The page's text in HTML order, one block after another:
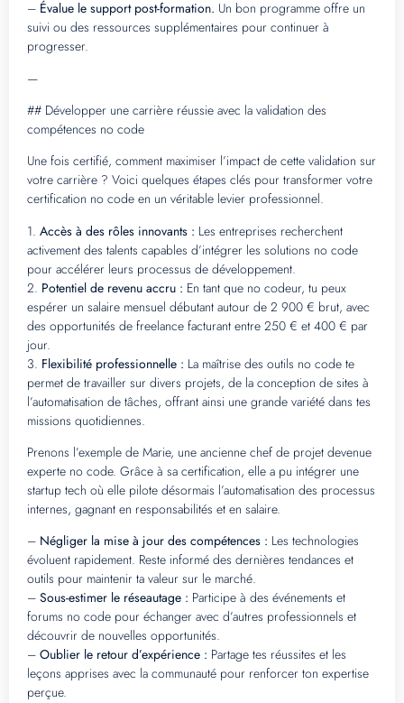
– Évalue le support post-formation. Un bon programme offre un
suivi ou des ressources supplémentaires pour continuer à
progresser.
—
## Développer une carrière réussie avec la validation des
compétences no code
Une fois certifié, comment maximiser l’impact de cette validation sur
votre carrière ? Voici quelques étapes clés pour transformer votre
certification no code en un véritable levier professionnel.
1. Accès à des rôles innovants : Les entreprises recherchent
activement des talents capables d’intégrer les solutions no code
pour accélérer leurs processus de développement.
2. Potentiel de revenu accru : En tant que no codeur, tu peux
espérer un salaire mensuel débutant autour de 2 900 € brut, avec
des opportunités de freelance facturant entre 250 € et 400 € par
jour.
3. Flexibilité professionnelle : La maîtrise des outils no code te
permet de travailler sur divers projets, de la conception de sites à
l’automatisation de tâches, offrant ainsi une grande variété dans tes
missions quotidiennes.
Prenons l’exemple de Marie, une ancienne chef de projet devenue
experte no code. Grâce à sa certification, elle a pu intégrer une
startup tech où elle pilote désormais l’automatisation des processus
internes, gagnant en responsabilités et en salaire.
– Négliger la mise à jour des compétences : Les technologies
évoluent rapidement. Reste informé des dernières tendances et
outils pour maintenir ta valeur sur le marché.
– Sous-estimer le réseautage : Participe à des événements et
forums no code pour échanger avec d’autres professionnels et
découvrir de nouvelles opportunités.
– Oublier le retour d’expérience : Partage tes réussites et les
leçons apprises avec la communauté pour renforcer ton expertise
perçue.